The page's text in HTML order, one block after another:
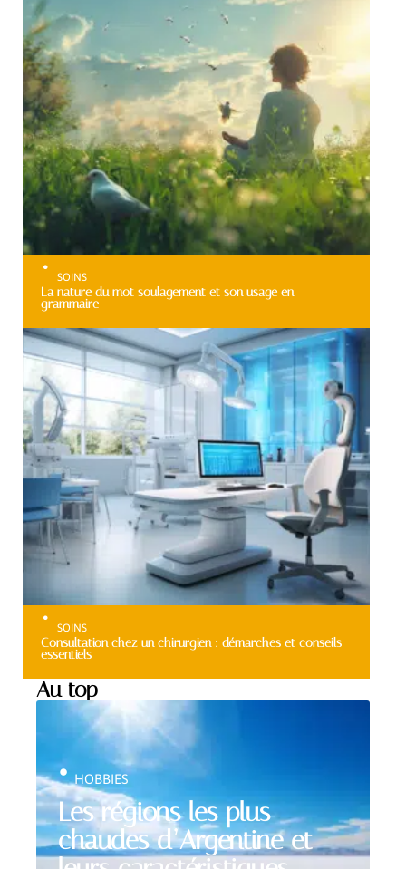
SOINS
La nature du mot soulagement et son usage en
grammaire
SOINS
Consultation chez un chirurgien : démarches et conseils
essentiels
Au top
Les régions les plus
chaudes d’Argentine et
HOBBIES